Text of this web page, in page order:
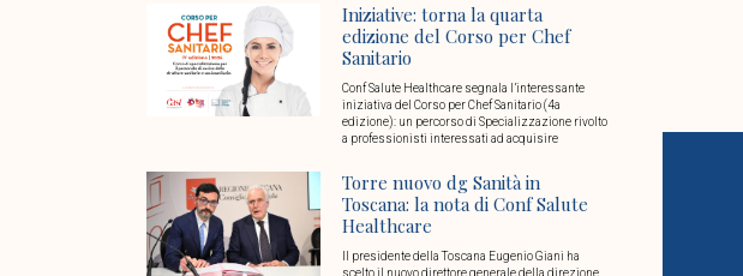
Iniziative: torna la quarta
edizione del Corso per Chef
Sanitario
Conf Salute Healthcare segnala l’interessante
iniziativa del Corso per Chef Sanitario (4a
edizione): un percorso di Specializzazione rivolto
a professionisti interessati ad acquisire
Torre nuovo dg Sanità in
Toscana: la nota di Conf Salute
Healthcare
Il presidente della Toscana Eugenio Giani ha
scelto il nuovo direttore generale della direzione